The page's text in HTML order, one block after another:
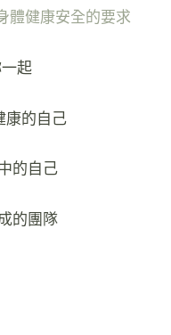
體健康安全的要求
起
康的自己
的自己
的團隊